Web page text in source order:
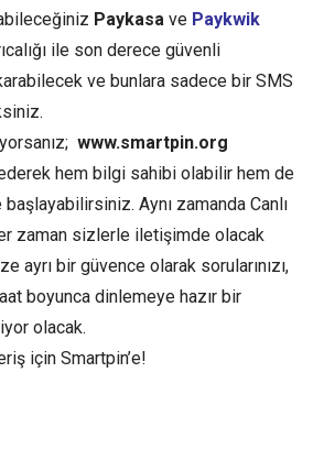
Paykasa ve Paykwik
ile son derece güvenli
ve bunlara sadece bir SMS
www.smartpin.org
hem bilgi sahibi olabilir hem de
Aynı zamanda Canlı
zaman sizlerle iletişimde olacak
ayrı bir güvence olarak sorularınızı,
boyunca dinlemeye hazır bir
olacak.
için Smartpin’e!